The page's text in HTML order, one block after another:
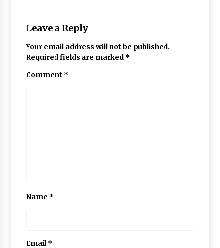
Leave a Reply
Your email address will not be published.
Required fields are marked *
Comment *
Name *
Email*